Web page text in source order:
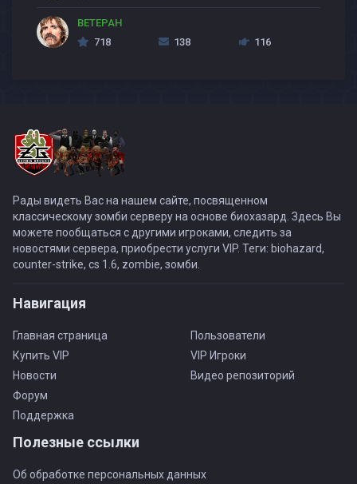
BETEPAH
718
138 116
Рады видеть Вас на нашем сайте, посвященном
классическому зомби серверу на основе биохазард. Здесь Вы
можете пообщаться с другими игроками, следить за
новостями сервера, приобрести услуги VIP. Теги: biohazard,
counter-strike, cs 1.6, zombie, зомби.
Навигация
Главная страница
Купить VIP
Новости
Форум
Поддержка
Пользователи
VIP Игроки
Видео репозиторий
Полезные ссылки
Об обработке персональных данных